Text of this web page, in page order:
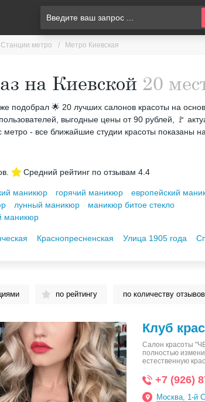
Станции метро Метро Киевская
на Киевской 20
подобрал 🌟 20 лучших салонов красоты на
выгодные цены от 90 рублей, 🚩
- все ближайшие студии красоты показаны на
Средний рейтинг по отзывам 4.4
маникюр горячий маникюр
европейский
лунный маникюр
маникюр битое стекло
маникюр
Краснопресненская Улица 1905 года
по рейтингу по количеству отзывов
Клуб
Салон красоты
полностью
естественную
+7 (926)
Москва, 1-й